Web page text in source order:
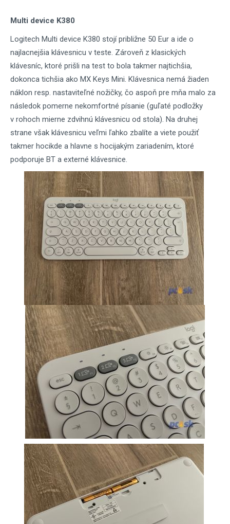
Multi device K380
Logitech Multi device K380 stojí približne 50 Eur a ide o
najlacnejšia klávesnicu v teste. Zároveň z klasických
klávesníc, ktoré prišli na test to bola takmer najtichšia,
dokonca tichšia ako MX Keys Mini. Klávesnica nemá žiaden
náklon resp. nastaviteľné nožičky, čo aspoň pre mňa malo za
následok pomerne nekomfortné písanie (guľaté podložky
v rohoch mierne zdvihnú klávesnicu od stola). Na druhej
strane však klávesnicu veľmi ľahko zbalíte a viete použiť
takmer hocikde a hlavne s hocijakým zariadením, ktoré
podporuje BT a externé klávesnice.